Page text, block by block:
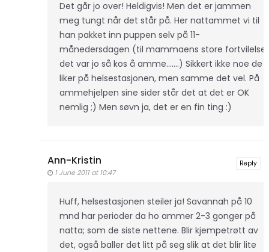
Det går jo over! Heldigvis! Men det er jammen
meg tungt når det står på. Her nattammet vi til
han pakket inn puppen selv på 11-
månedersdagen (til mammaens store fortvilelse,
det var jo så kos å amme.......) Sikkert ikke noe de
liker på helsestasjonen, men samme det vel. På
ammehjelpen sine sider står det at det er OK
nemlig ;) Men søvn ja, det er en fin ting :)
Ann-Kristin
1 June 2011 at 10:47
Huff, helsestasjonen steiler ja! Savannah på 10
mnd har perioder da ho ammer 2-3 gonger på
natta; som de siste nettene. Blir kjempetrøtt av
det, også baller det litt på seg slik at det blir lite
Reply